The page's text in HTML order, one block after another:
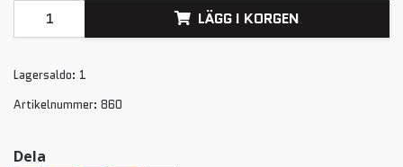
LÄGG I KORGEN
Lagersaldo: 1
Artikelnummer: 860
Dela